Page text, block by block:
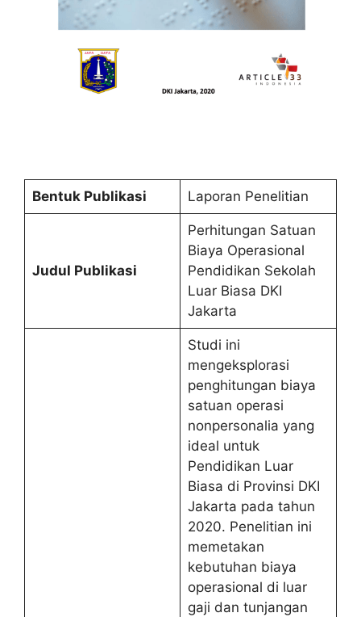
Bentuk Publikasi Laporan Penelitian
Judul Publikasi
Perhitungan Satuan
Biaya Operasional
Pendidikan Sekolah
Luar Biasa DKI
Jakarta
Studi ini
mengeksplorasi
penghitungan biaya
satuan operasi
nonpersonalia yang
ideal untuk
Pendidikan Luar
Biasa di Provinsi DKI
Jakarta pada tahun
2020. Penelitian ini
memetakan
kebutuhan biaya
operasional di luar
gaji dan tunjangan